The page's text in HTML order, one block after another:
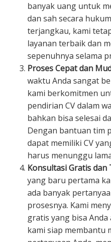
banyak uang untuk
dan sah secara
terjangkau, kami
layanan terbaik dan
sepenuhnya selama
Proses Cepat dan
waktu Anda sangat
kami berkomitmen
pendirian CV dalam
bahkan bisa selesai
Dengan bantuan tim
dapat memiliki CV
harus menunggu
Konsultasi Gratis dan
yang baru pertama
ada banyak
prosesnya. Kami
gratis yang bisa Anda
kami siap membantu